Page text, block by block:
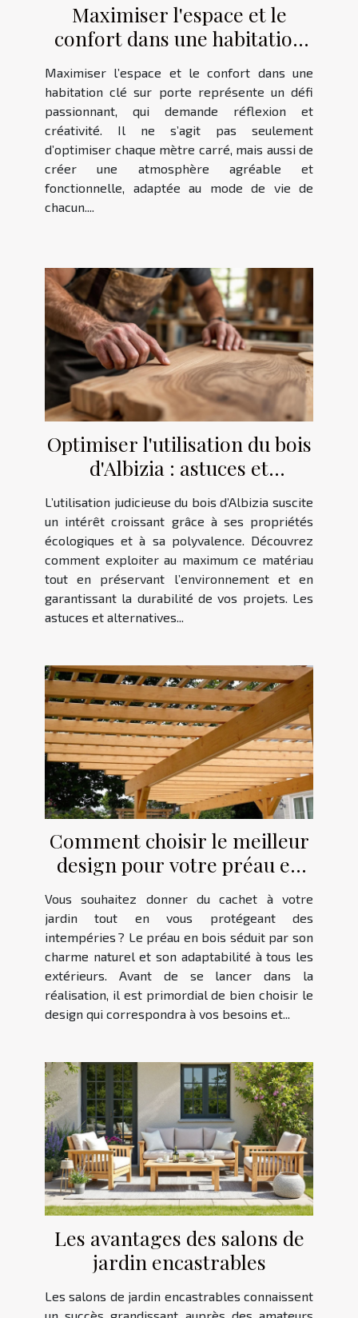
Maximiser l'espace et le
confort dans une habitation
clé sur porte
Maximiser l’espace et le confort dans une
habitation clé sur porte représente un défi
passionnant, qui demande réflexion et
créativité. Il ne s’agit pas seulement
d’optimiser chaque mètre carré, mais aussi de
créer une atmosphère agréable et
fonctionnelle, adaptée au mode de vie de
chacun....
Optimiser l'utilisation du bois
d'Albizia : astuces et
alternatives
L’utilisation judicieuse du bois d’Albizia suscite
un intérêt croissant grâce à ses propriétés
écologiques et à sa polyvalence. Découvrez
comment exploiter au maximum ce matériau
tout en préservant l’environnement et en
garantissant la durabilité de vos projets. Les
astuces et alternatives...
Comment choisir le meilleur
design pour votre préau en
bois ?
Vous souhaitez donner du cachet à votre
jardin tout en vous protégeant des
intempéries ? Le préau en bois séduit par son
charme naturel et son adaptabilité à tous les
extérieurs. Avant de se lancer dans la
réalisation, il est primordial de bien choisir le
design qui correspondra à vos besoins et...
Les avantages des salons de
jardin encastrables
Les salons de jardin encastrables connaissent
un succès grandissant auprès des amateurs